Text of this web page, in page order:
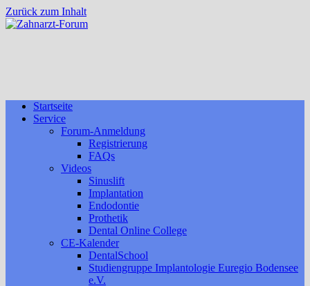
Zurück zum Inhalt
Startseite
Service
Forum-Anmeldung
Registrierung
FAQs
Videos
Sinuslift
Implantation
Endodontie
Prothetik
Dental Online College
CE-Kalender
DentalSchool
Studiengruppe Implantologie Euregio Bodensee
e.V.